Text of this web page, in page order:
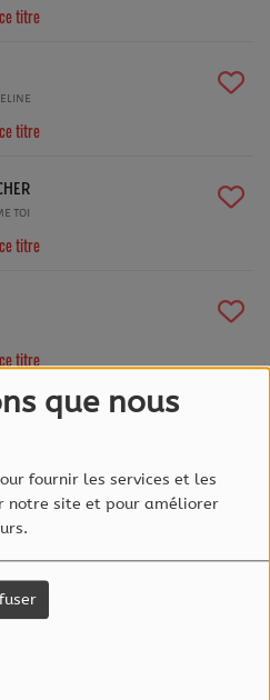
que nous
fournir les services et les
notre site et pour améliorer
titre
titre
toi
titre
titre